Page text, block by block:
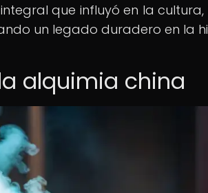
que influyó en la
un legado duradero en la
alquimia china